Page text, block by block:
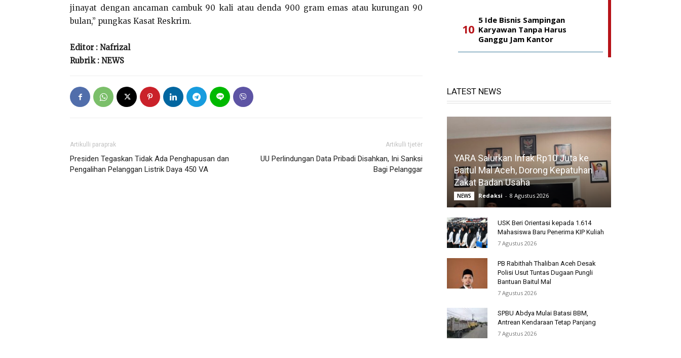
jinayat dengan ancaman cambuk 90 kali atau denda 900 gram emas atau kurungan 90
bulan,” pungkas Kasat Reskrim.
Editor : Nafrizal
Rubrik : NEWS
Artikulli paraprak
Presiden Tegaskan Tidak Ada Penghapusan dan
Pengalihan Pelanggan Listrik Daya 450 VA
Artikulli tjetër
UU Perlindungan Data Pribadi Disahkan, Ini Sanksi
Bagi Pelanggar
5 Ide Bisnis Sampingan
Karyawan Tanpa Harus
Ganggu Jam Kantor
LATEST NEWS
YARA Salurkan Infak Rp10 Juta ke
Baitul Mal Aceh, Dorong Kepatuhan
Zakat Badan Usaha
NEWS Redaksi - 8 Agustus 2026
USK Beri Orientasi kepada 1.614
Mahasiswa Baru Penerima KIP Kuliah
7 Agustus 2026
PB Rabithah Thaliban Aceh Desak
Polisi Usut Tuntas Dugaan Pungli
Bantuan Baitul Mal
7 Agustus 2026
SPBU Abdya Mulai Batasi BBM,
Antrean Kendaraan Tetap Panjang
7 Agustus 2026